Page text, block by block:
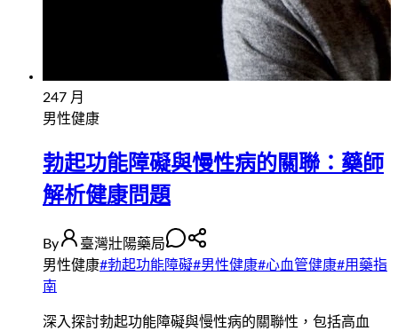
247 月
男性健康
勃起功能障礙與慢性病的關聯：藥師
解析健康問題
By
臺灣壯陽藥局
男性健康#勃起功能障礙#男性健康#心血管健康#用藥指
南
深入探討勃起功能障礙與慢性病的關聯性，包括高血